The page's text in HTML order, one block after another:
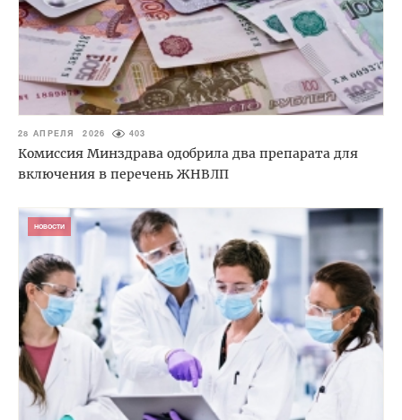
28 АПРЕЛЯ 2026 403
Комиссия Минздрава одобрила два препарата для
включения в перечень ЖНВЛП
НОВОСТИ